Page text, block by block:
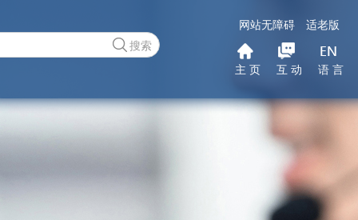
搜索
网站无障碍 适老版
主 页 互 动 语 言